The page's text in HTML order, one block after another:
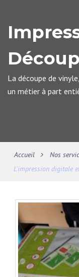
La découpe de
un métier à part
Accueil
Nos
L'impression digitale